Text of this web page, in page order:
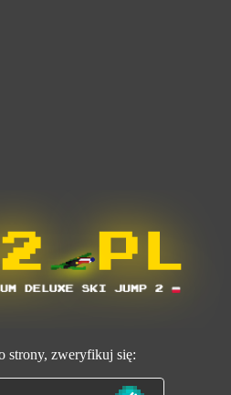
strony, zweryfikuj się: